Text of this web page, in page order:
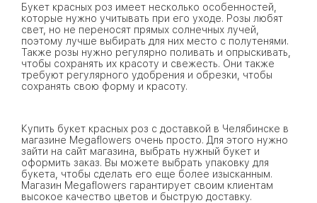
Букет красных роз имеет несколько особенностей,
которые нужно учитывать при его уходе. Розы любят
свет, но не переносят прямых солнечных лучей,
поэтому лучше выбирать для них место с полутенями.
Также розы нужно регулярно поливать и опрыскивать,
чтобы сохранять их красоту и свежесть. Они также
требуют регулярного удобрения и обрезки, чтобы
сохранять свою форму и красоту.
Купить букет красных роз с доставкой в Челябинске в
магазине Megaflowers очень просто. Для этого нужно
зайти на сайт магазина, выбрать нужный букет и
оформить заказ. Вы можете выбрать упаковку для
букета, чтобы сделать его еще более изысканным.
Магазин Megaflowers гарантирует своим клиентам
высокое качество цветов и быструю доставку.